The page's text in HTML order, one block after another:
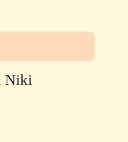
Niki